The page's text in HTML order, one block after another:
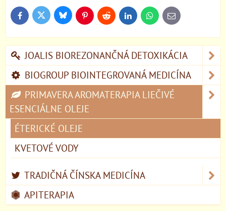
FacebookTwitter BlueskyPinterestReddit LinkedInWhatsApp
E-
mail
JOALIS BIOREZONANČNÁ DETOXIKÁCIA
BIOGROUP BIOINTEGROVANÁ MEDICÍNA
PRIMAVERA AROMATERAPIA LIEČIVÉ
ESENCIÁLNE OLEJE
ÉTERICKÉ OLEJE
KVETOVÉ VODY
TRADIČNÁ ČÍNSKA MEDICÍNA
APITERAPIA